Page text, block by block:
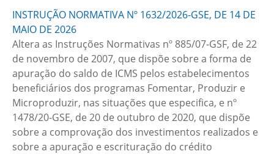
INSTRUÇÃO NORMATIVA Nº 1632/2026-GSE, DE 14 DE
MAIO DE 2026
Altera as Instruções Normativas nº 885/07-GSF, de 22
de novembro de 2007, que dispõe sobre a forma de
apuração do saldo de ICMS pelos estabelecimentos
beneficiários dos programas Fomentar, Produzir e
Microproduzir, nas situações que especifica, e nº
1478/20-GSE, de 20 de outubro de 2020, que dispõe
sobre a comprovação dos investimentos realizados e
sobre a apuração e escrituração do crédito